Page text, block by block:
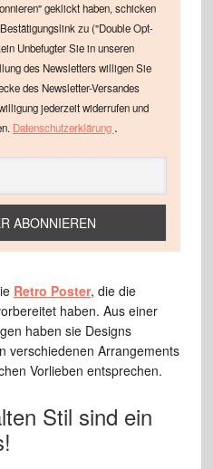
geklickt haben, schicken
zu ("Double Opt-
Unbefugter Sie in unseren
des Newsletters willigen Sie
des Newsletter-Versandes
jederzeit widerrufen und
Datenschutzerklärung .
Retro Poster, die die
haben. Aus einer
haben sie Designs
verschiedenen Arrangements
Vorlieben entsprechen.
Stil sind ein